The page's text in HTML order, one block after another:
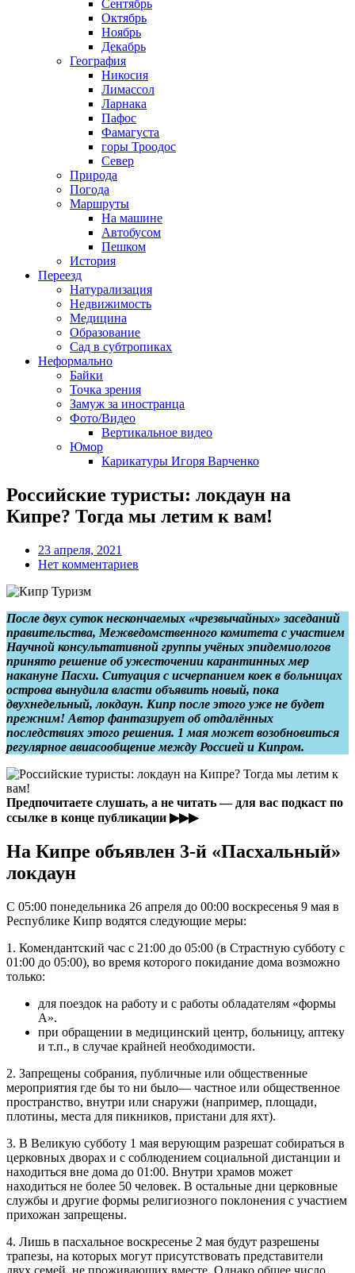
Сентябрь
Октябрь
Ноябрь
Декабрь
География
Никосия
Лимассол
Ларнака
Пафос
Фамагуста
горы Троодос
Север
Природа
Погода
Маршруты
На машине
Автобусом
Пешком
История
Переезд
Натурализация
Недвижимость
Медицина
Образование
Сад в субтропиках
Неформально
Байки
Точка зрения
Замуж за иностранца
Фото/Видео
Вертикальное видео
Юмор
Карикатуры Игоря Варченко
Российские туристы: локдаун на
Кипре? Тогда мы летим к вам!
23 апреля, 2021
Нет комментариев
После двух суток нескончаемых «чрезвычайных» заседаний
правительства, Межведомственного комитета с участием
Научной консультативной группы учёных эпидемиологов
принято решение об ужесточении карантинных мер
накануне Пасхи. Ситуация с исчерпанием коек в больницах
острова вынудила власти объявить новый, пока
двухнедельный, локдаун. Кипр после этого уже не будет
прежним! Автор фантазирует об отдалённых
последствиях этого решения. 1 мая может возобновиться
регулярное авиасообщение между Россией и Кипром.
Предпочитаете слушать, а не читать — для вас подкаст по
ссылке в конце публикации ▶▶▶
На Кипре объявлен 3-й «Пасхальный»
локдаун
С 05:00 понедельника 26 апреля до 00:00 воскресенья 9 мая в
Республике Кипр водятся следующие меры:
1. Комендантский час с 21:00 до 05:00 (в Страстную субботу с
01:00 до 05:00), во время которого покидание дома возможно
только:
для поездок на работу и с работы обладателям «формы
А».
при обращении в медицинский центр, больницу, аптеку
и т.п., в случае крайней необходимости.
2. Запрещены собрания, публичные или общественные
мероприятия где бы то ни было— частное или общественное
пространство, внутри или снаружи (например, площади,
плотины, места для пикников, пристани для яхт).
3. В Великую субботу 1 мая верующим разрешат собираться в
церковных дворах и с соблюдением социальной дистанции и
находиться вне дома до 01:00. Внутри храмов может
находиться не более 50 человек. В остальные дни церковные
службы и другие формы религиозного поклонения с участием
прихожан запрещены.
4. Лишь в пасхальное воскресенье 2 мая будут разрешены
трапезы, на которых могут присутствовать представители
двух семей, не проживающих вместе. Однако общее число